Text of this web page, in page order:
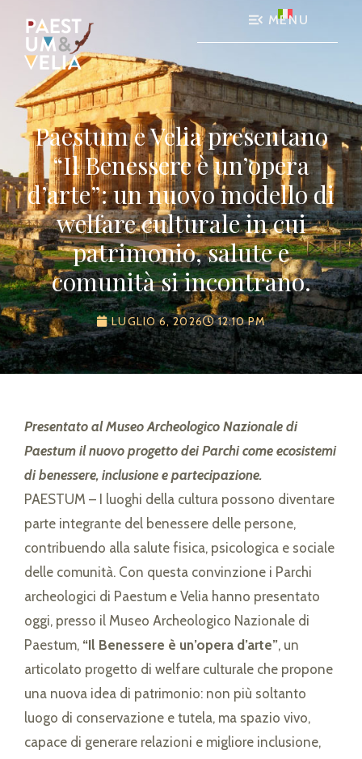
MENU
Paestum e Velia presentano
“Il Benessere è un’opera
d’arte”: un nuovo modello di
welfare culturale in cui
patrimonio, salute e
comunità si incontrano.
LUGLIO 6, 2026 12:10 PM
Presentato al Museo Archeologico Nazionale di
Paestum il nuovo progetto dei Parchi come ecosistemi
di benessere, inclusione e partecipazione.
PAESTUM – I luoghi della cultura possono diventare
parte integrante del benessere delle persone,
contribuendo alla salute fisica, psicologica e sociale
delle comunità. Con questa convinzione i Parchi
archeologici di Paestum e Velia hanno presentato
oggi, presso il Museo Archeologico Nazionale di
Paestum, “Il Benessere è un’opera d’arte”, un
articolato progetto di welfare culturale che propone
una nuova idea di patrimonio: non più soltanto
luogo di conservazione e tutela, ma spazio vivo,
capace di generare relazioni e migliore inclusione,